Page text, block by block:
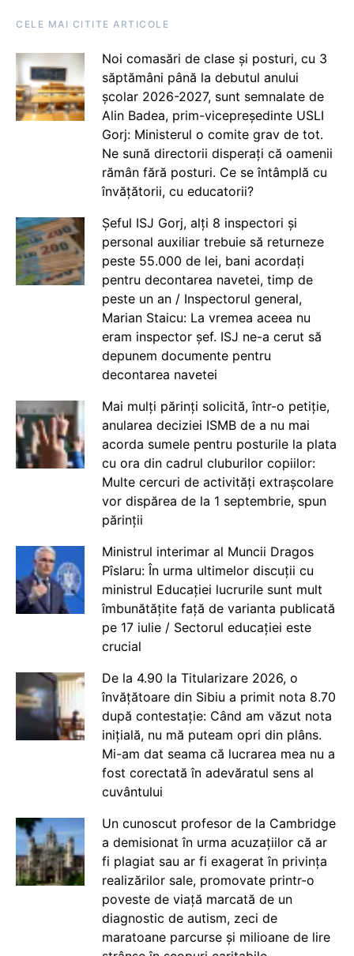
CELE MAI CITITE ARTICOLE
Noi comasări de clase și posturi, cu 3
săptămâni până la debutul anului
școlar 2026-2027, sunt semnalate de
Alin Badea, prim-vicepreședinte USLI
Gorj: Ministerul o comite grav de tot.
Ne sună directorii disperați că oamenii
rămân fără posturi. Ce se întâmplă cu
învățătorii, cu educatorii?
Șeful ISJ Gorj, alți 8 inspectori și
personal auxiliar trebuie să returneze
peste 55.000 de lei, bani acordați
pentru decontarea navetei, timp de
peste un an / Inspectorul general,
Marian Staicu: La vremea aceea nu
eram inspector șef. ISJ ne-a cerut să
depunem documente pentru
decontarea navetei
Mai mulți părinți solicită, într-o petiție,
anularea deciziei ISMB de a nu mai
acorda sumele pentru posturile la plata
cu ora din cadrul cluburilor copiilor:
Multe cercuri de activități extrașcolare
vor dispărea de la 1 septembrie, spun
părinții
Ministrul interimar al Muncii Dragos
Pîslaru: În urma ultimelor discuții cu
ministrul Educației lucrurile sunt mult
îmbunătățite față de varianta publicată
pe 17 iulie / Sectorul educației este
crucial
De la 4.90 la Titularizare 2026, o
învățătoare din Sibiu a primit nota 8.70
după contestație: Când am văzut nota
inițială, nu mă puteam opri din plâns.
Mi-am dat seama că lucrarea mea nu a
fost corectată în adevăratul sens al
cuvântului
Un cunoscut profesor de la Cambridge
a demisionat în urma acuzațiilor că ar
fi plagiat sau ar fi exagerat în privința
realizărilor sale, promovate printr-o
poveste de viață marcată de un
diagnostic de autism, zeci de
maratoane parcurse și milioane de lire